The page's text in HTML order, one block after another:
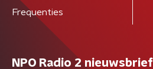
Frequenties
NPO Radio 2 nieuwsbrief